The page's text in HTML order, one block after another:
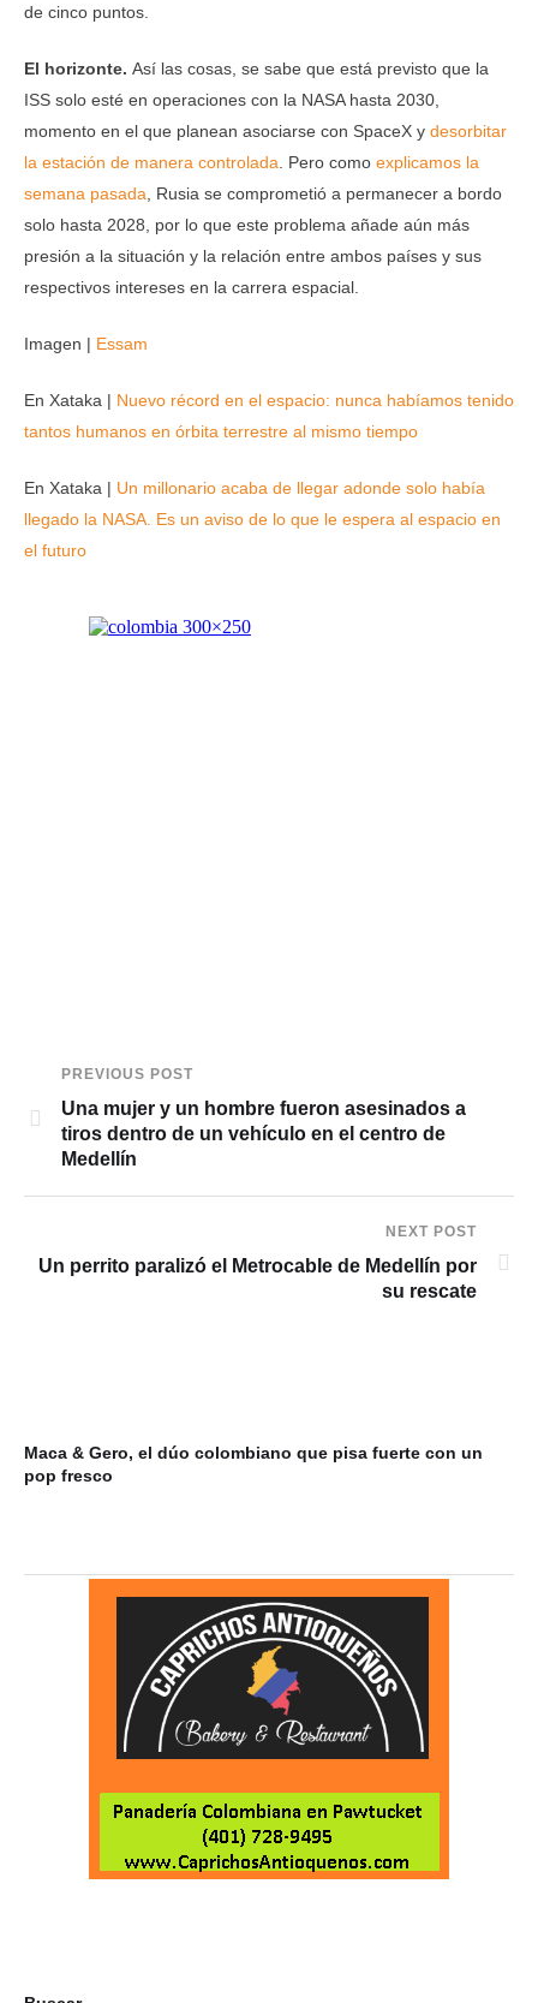
de cinco puntos.
El horizonte. Así las cosas, se sabe que está previsto que la
ISS solo esté en operaciones con la NASA hasta 2030,
momento en el que planean asociarse con SpaceX y desorbitar
la estación de manera controlada . Pero como explicamos la
semana pasada , Rusia se comprometió a permanecer a bordo
solo hasta 2028, por lo que este problema añade aún más
presión a la situación y la relación entre ambos países y sus
respectivos intereses en la carrera espacial.
Imagen | Essam
En Xataka | Nuevo récord en el espacio: nunca habíamos tenido
tantos humanos en órbita terrestre al mismo tiempo
En Xataka | Un millonario acaba de llegar adonde solo había
llegado la NASA. Es un aviso de lo que le espera al espacio en
el futuro
PREVIOUS POST
Una mujer y un hombre fueron asesinados a
tiros dentro de un vehículo en el centro de
Medellín
NEXT POST
Un perrito paralizó el Metrocable de Medellín por
su rescate
Maca & Gero, el dúo colombiano que pisa fuerte con un
pop fresco